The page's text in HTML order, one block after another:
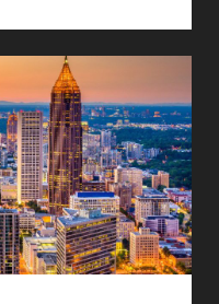
СМЕШИВАНИЯ,
США,
МАРТ
2021
ГОДА